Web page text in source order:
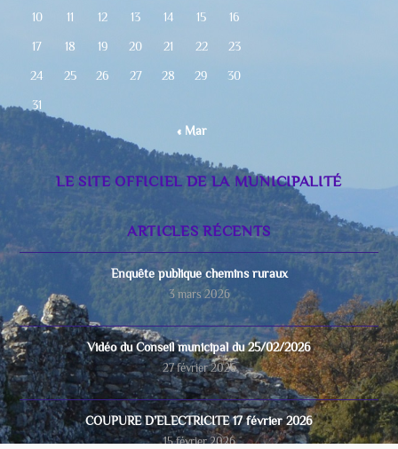
10 11 12 13 14 15 16
17 18 19 20 21 22 23
24 25 26 27 28 29 30
31
« Mar
LE SITE OFFICIEL DE LA MUNICIPALITÉ
ARTICLES RÉCENTS
Enquête publique chemins ruraux
3 mars 2026
Vidéo du Conseil municipal du 25/02/2026
27 février 2026
COUPURE D’ELECTRICITE 17 février 2026
15 février 2026